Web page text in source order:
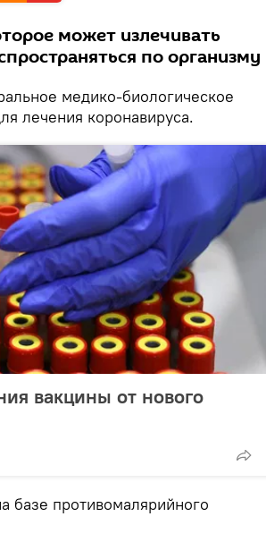
может излечивать
по организму
медико-биологическое
лечения коронавируса.
вакцины от нового
базе противомалярийного